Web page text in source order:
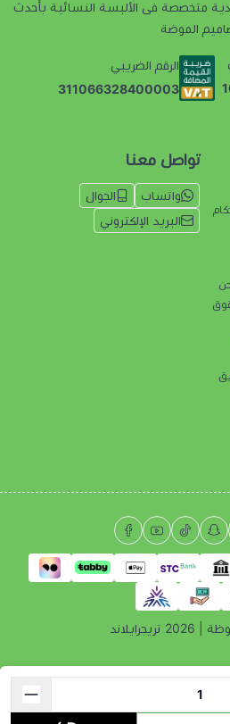
متخصصة فى الألبسة النسائية بأحدث
الموضة
الرقم الضريبي
311066328400003
تواصل معنا
واتساب
الجوال
البريد الإلكتروني
| 2026 تريجرايلاند